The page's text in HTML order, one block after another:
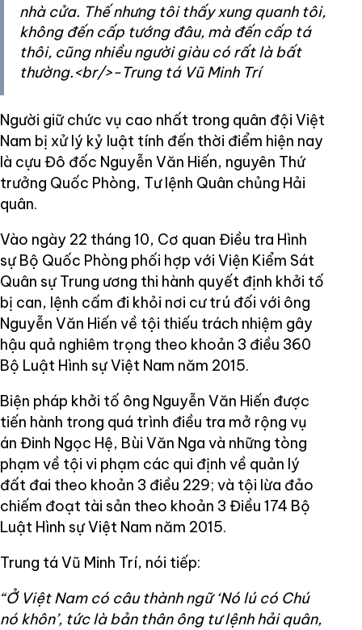
nhà cửa. Thế nhưng tôi thấy xung quanh tôi,
không đến cấp tướng đâu, mà đến cấp tá
thôi, cũng nhiều người giàu có rất là bất
thường.<br/>-Trung tá Vũ Minh Trí
Người giữ chức vụ cao nhất trong quân đội Việt
Nam bị xử lý kỷ luật tính đến thời điểm hiện nay
là cựu Đô đốc Nguyễn Văn Hiến, nguyên Thứ
trưởng Quốc Phòng, Tư lệnh Quân chủng Hải
quân.
Vào ngày 22 tháng 10, Cơ quan Điều tra Hình
sự Bộ Quốc Phòng phối hợp với Viện Kiểm Sát
Quân sự Trung ương thi hành quyết định khởi tố
bị can, lệnh cấm đi khỏi nơi cư trú đối với ông
Nguyễn Văn Hiến về tội thiếu trách nhiệm gây
hậu quả nghiêm trọng theo khoản 3 điều 360
Bộ Luật Hình sự Việt Nam năm 2015.
Biện pháp khởi tố ông Nguyễn Văn Hiến được
tiến hành trong quá trình điều tra mở rộng vụ
án Đinh Ngọc Hệ, Bùi Văn Nga và những tòng
phạm về tội vi phạm các qui định về quản lý
đất đai theo khoản 3 điều 229; và tội lừa đảo
chiếm đoạt tài sản theo khoản 3 Điều 174 Bộ
Luật Hình sự Việt Nam năm 2015.
Trung tá Vũ Minh Trí, nói tiếp:
“Ở Việt Nam có câu thành ngữ ‘Nó lú có Chú
nó khôn’, tức là bản thân ông tư lệnh hải quân,